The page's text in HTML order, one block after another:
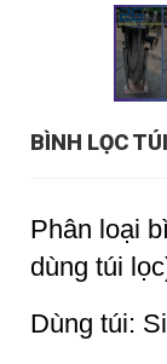
BÌNH LỌC TÚI
Phân loại
dùng túi
Dùng túi: